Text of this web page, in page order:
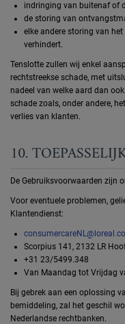
indringing van buitenaf of
de storing van
elke andere storing van
verhindert.
Tenslotte zullen wij enkel
rechtstreekse schade, met
nadeel van welke aard dan
schade zoals, onder andere,
verlies van klanten.
10.
De Gebruiksvoorwaarden zijn
Voor eventuele problemen,
Klantendienst:
Scorpius 141, 2132 LR
+31 23/5499.348
Van Maandag tot Vrijdag
Bij gebrek aan een oplossing
bemiddeling, zal het geschil
Nederlandse rechtbanken.